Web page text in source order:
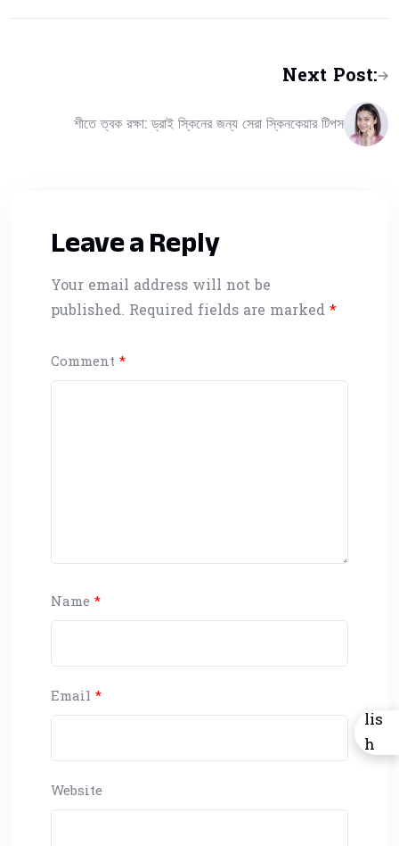
Next Post:
শীতে ত্বক রক্ষা: ড্রাই স্কিনের জন্য সেরা স্কিনকেয়ার টিপস
Leave a Reply
Your email address will not be
published. Required fields are marked*
Comment*
Name *
Email *
Website